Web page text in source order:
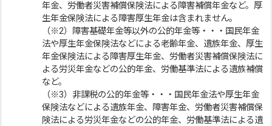
年金、労働者災害補償保険法による障害補償年金など。厚
生年金保険法による障害厚生年金は含まれません。
（※2）障害基礎年金等以外の公的年金等・・・国民年金
法や厚生年金保険法などによる老齢年金、遺族年金、厚生
年金保険法による障害厚生年金、労働者災害補償保険法に
よる労災年金などの公的年金、労働基準法による遺族補償
など。
（※3）非課税の公的年金等・・・国民年金法や厚生年金
保険法などによる遺族年金、障害年金、労働者災害補償保
険法による労災年金などの公的年金、労働基準法による遺